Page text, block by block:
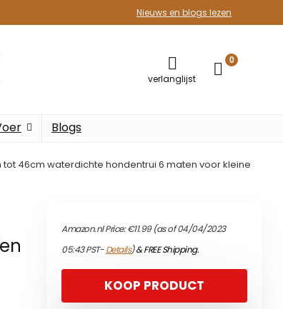
Nieuws en blogs lezen
verlanglijst
0
Blogs
46cm waterdichte hondentrui 6 maten voor kleine
Amazon.nl Price:€11.99(as of 04/04/2023
05:43 PST-Details)&FREE Shipping.
KOOP PRODUCT